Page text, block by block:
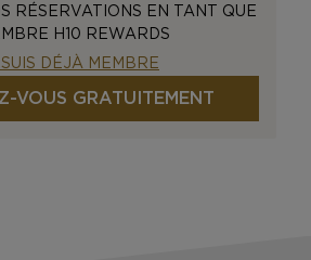
RÉSERVATIONS EN TANT QUE
H10 REWARDS
DÉJÀ MEMBRE
VOUS GRATUITEMENT